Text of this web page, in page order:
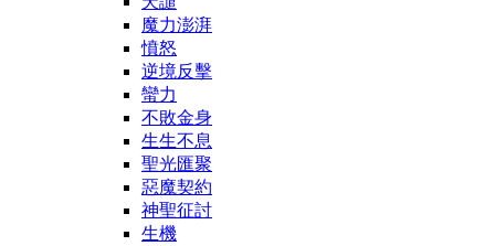
魔力澎湃
憤怒
逆境反擊
蠻力
不敗金身
生生不息
聖光匯聚
惡魔契約
神聖征討
生機